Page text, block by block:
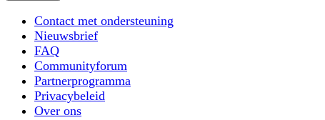
Contact met ondersteuning
Nieuwsbrief
FAQ
Communityforum
Partnerprogramma
Privacybeleid
Over ons